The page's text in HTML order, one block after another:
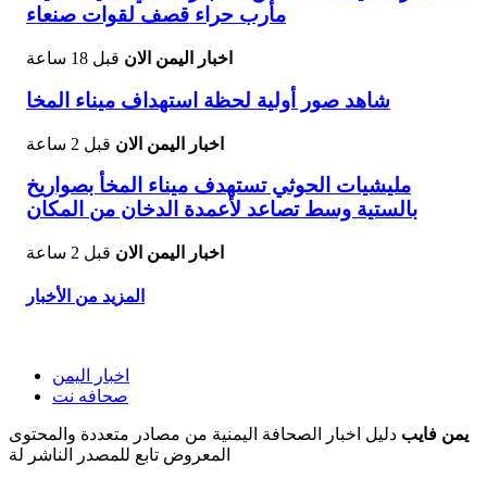
مأرب حراء قصف لقوات صنعاء
اخبار اليمن الان قبل 18 ساعة
شاهد صور أولية لحظة استهداف ميناء المخا
اخبار اليمن الان قبل 2 ساعة
مليشيات الحوثي تستهدف ميناء المخأ بصواريخ
بالستية وسط تصاعد لأعمدة الدخان من المكان
اخبار اليمن الان قبل 2 ساعة
المزيد من الأخبار
اخبار اليمن
صحافه نت
يمن فايب دليل اخبار الصحافة اليمنية من مصادر متعددة والمحتوى
المعروض تابع للمصدر الناشر لة